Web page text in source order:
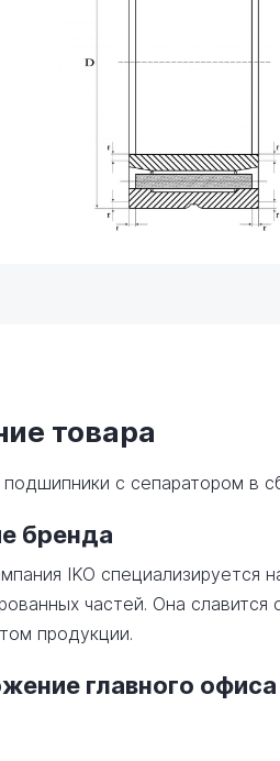
товара
подшипники с сепаратором в
бренда
IKO
частей. Она
продукции.
главного офиса